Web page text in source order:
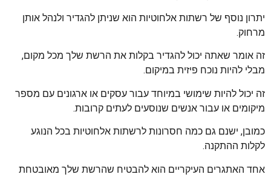
יתרון נוסף של רשתות אלחוטיות הוא שניתן להגדיר ולנהל אותן
מרחוק.
זה אומר שאתה יכול להגדיר בקלות את הרשת שלך מכל מקום,
מבלי להיות נוכח פיזית במיקום.
זה יכול להיות שימושי במיוחד עבור עסקים או ארגונים עם מספר
מיקומים או עבור אנשים שנוסעים לעתים קרובות.
כמובן, ישנם גם כמה חסרונות לרשתות אלחוטיות בכל הנוגע
לקלות ההתקנה.
אחד האתגרים העיקריים הוא להבטיח שהרשת שלך מאובטחת